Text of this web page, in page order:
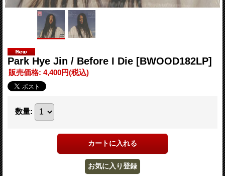
Park Hye Jin / Before I Die [BWOOD182LP]
販売価格: 4,400円(税込)
数量: